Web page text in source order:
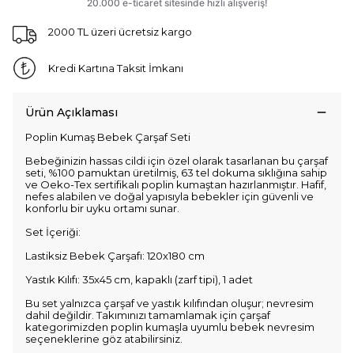
2000 TL üzeri ücretsiz kargo
Kredi Kartına Taksit İmkanı
Ürün Açıklaması
Poplin Kumaş Bebek Çarşaf Seti
Bebeğinizin hassas cildi için özel olarak tasarlanan bu çarşaf
seti, %100 pamuktan üretilmiş, 63 tel dokuma sıklığına sahip
ve Oeko-Tex sertifikalı poplin kumaştan hazırlanmıştır. Hafif,
nefes alabilen ve doğal yapısıyla bebekler için güvenli ve
konforlu bir uyku ortamı sunar.
Set İçeriği:
Lastiksiz Bebek Çarşafı: 120x180 cm
Yastık Kılıfı: 35x45 cm, kapaklı (zarf tipi), 1 adet
Bu set yalnızca çarşaf ve yastık kılıfından oluşur; nevresim
dahil değildir. Takımınızı tamamlamak için çarşaf
kategorimizden poplin kumaşla uyumlu bebek nevresim
seçeneklerine göz atabilirsiniz.